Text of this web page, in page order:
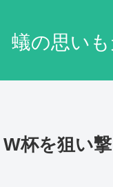
蟻の思いも
杯を狙い